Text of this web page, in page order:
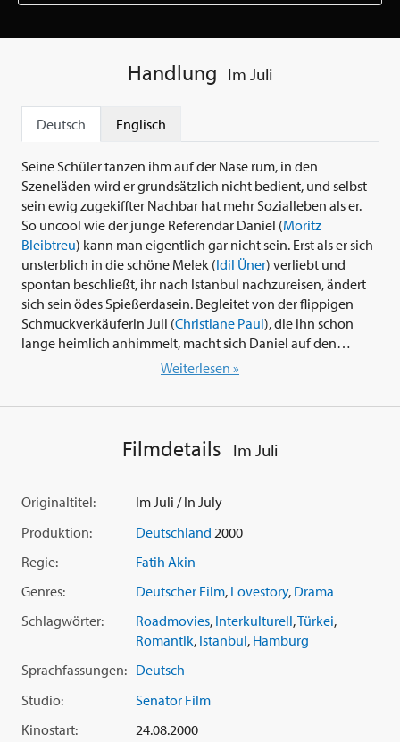
Handlung Im Juli
Deutsch Englisch
Seine Schüler tanzen ihm auf der Nase rum, in den
Szeneläden wird er grundsätzlich nicht bedient, und selbst
sein ewig zugekiffter Nachbar hat mehr Sozialleben als er.
So uncool wie der junge Referendar Daniel (Moritz
Bleibtreu) kann man eigentlich gar nicht sein. Erst als er sich
unsterblich in die schöne Melek (Idil Üner) verliebt und
spontan beschließt, ihr nach Istanbul nachzureisen, ändert
sich sein ödes Spießerdasein. Begleitet von der flippigen
Schmuckverkäuferin Juli (Christiane Paul), die ihn schon
lange heimlich anhimmelt, macht sich Daniel auf den
weiten Trip von Hamburg in die Türkei. Die wilde Odyssee
Grenzpolizisten in den Knast gesteckt, lernt Daniel, um sein
Glück zu kämpfen. Und er erkennt, dass es mehr gibt im
Weiterlesen »
Filmdetails Im Juli
Originaltitel:
Im Juli / In July
Produktion:
Deutschland 2000
Regie:
Fatih Akin
Genres:
Deutscher Film, Lovestory, Drama
Schlagwörter:
Roadmovies, Interkulturell,Türkei,
Romantik, Istanbul, Hamburg
Sprachfassungen: Deutsch
Studio:
Senator Film
Kinostart:
24.08.2000